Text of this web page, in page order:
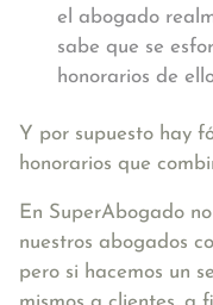
el abogado
sabe que se
honorarios de
Y por supuesto hay
honorarios que
En SuperAbogado
nuestros abogados
pero si hacemos un